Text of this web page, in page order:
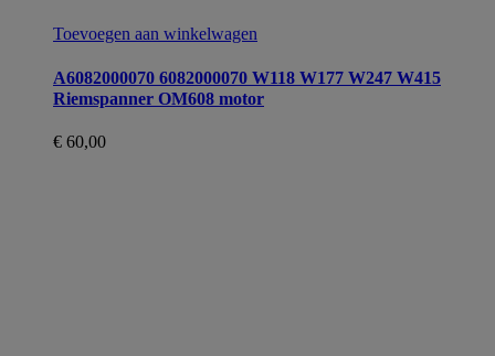
Toevoegen aan winkelwagen
A6082000070 6082000070 W118 W177 W247 W415
Riemspanner OM608 motor
€ 60,00